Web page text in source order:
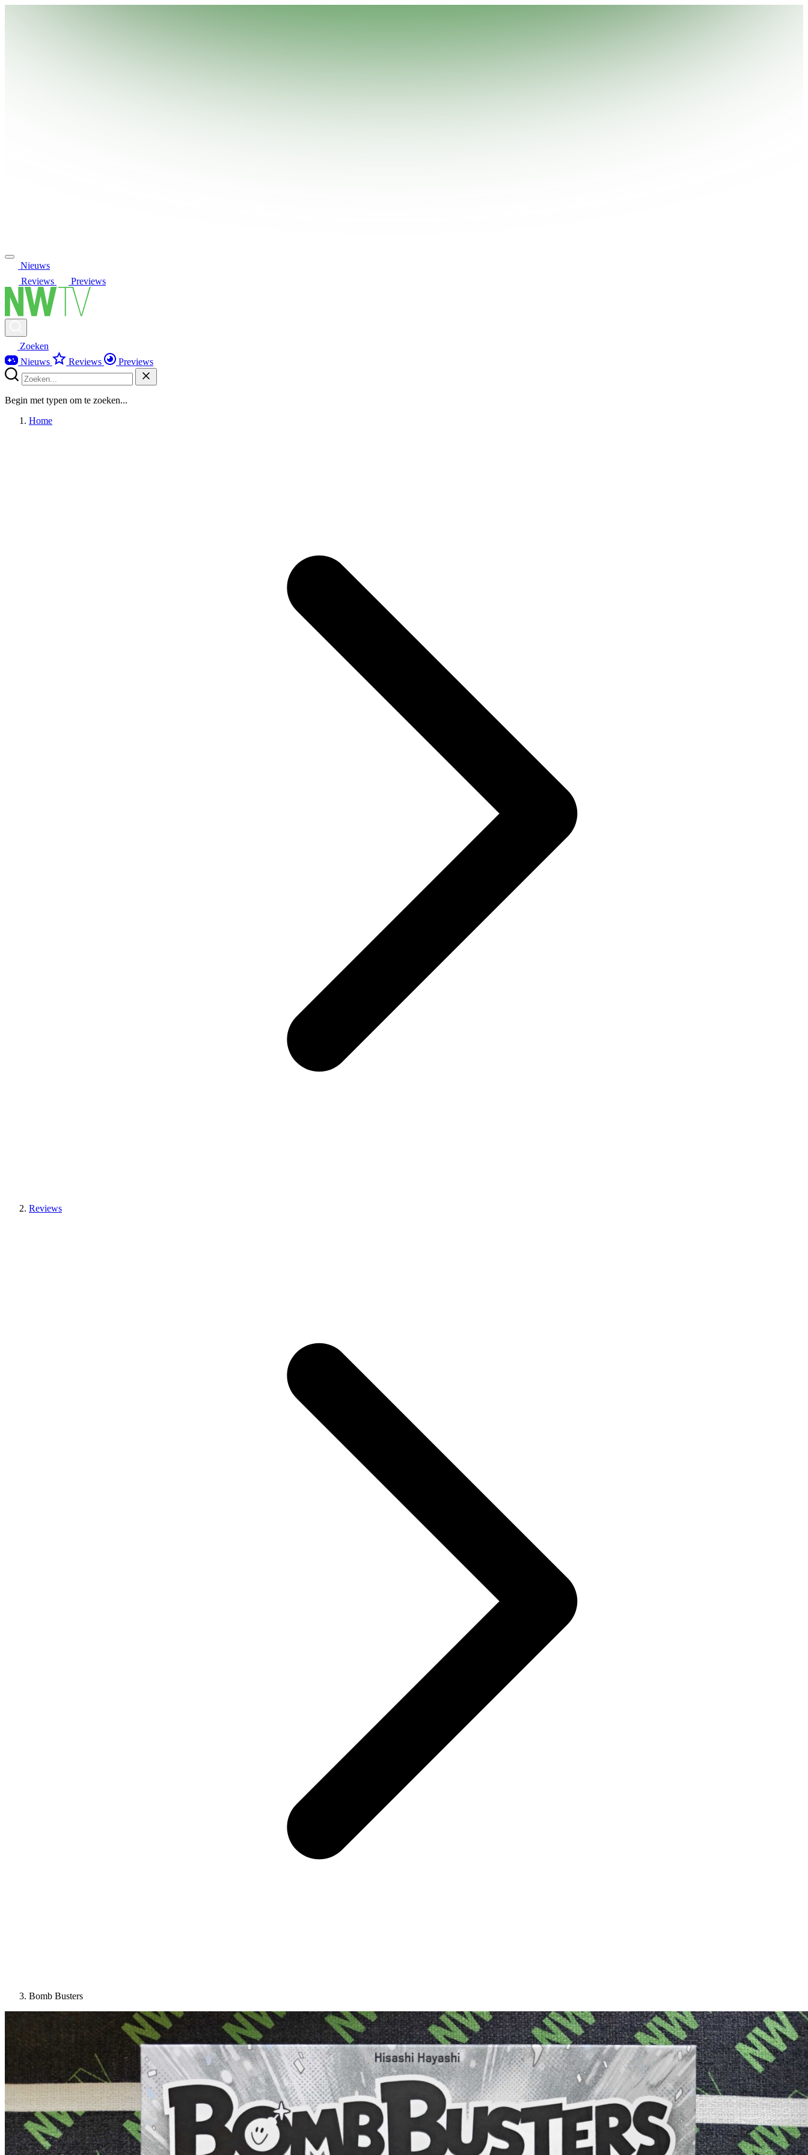
Nieuws
Reviews
Previews
Zoeken
Nieuws
Reviews Previews
Begin met typen om te zoeken...
Home
Reviews
Bomb Busters